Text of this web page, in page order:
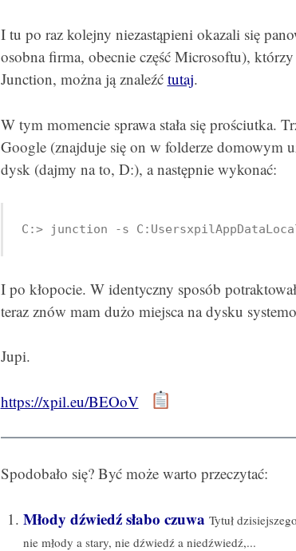
I tu po raz kolejny niezastąpieni okazali się
osobna firma, obecnie część Microsoftu),
Junction, można ją znaleźć tutaj.
W tym momencie sprawa stała się prościutka.
Google (znajduje się on w folderze domowym
dysk (dajmy na to, D:), a następnie wykonać:
C:> junction -s
I po kłopocie. W identyczny sposób
teraz znów mam dużo miejsca na dysku
Jupi.
https://xpil.eu/BEOoV
Spodobało się? Być może warto przeczytać:
Młody dźwiedź słabo czuwa Tytuł
nie młody a stary, nie dźwiedź a niedźwiedź,...